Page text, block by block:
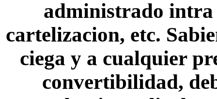
administrado
cartelizacion, etc.
ciega y a cualquier
convertibilidad,